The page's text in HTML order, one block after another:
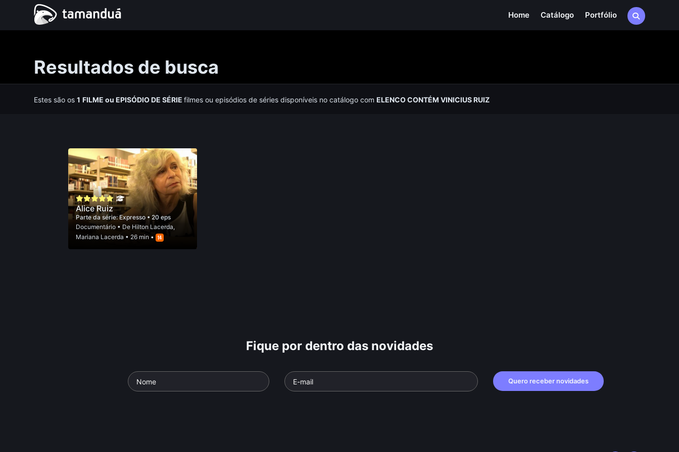
Home Catálogo Portfólio
Resultados de busca
Estes são os1 FILMEou EPISÓDIO DE SÉRIEfilmes ou episódios de séries disponíveis no catálogo comELENCO CONTÉM VINICIUS RUIZ
Alice Ruiz
Parte da série:Expresso• 20 eps
Documentário• De Hilton Lacerda,
Mariana Lacerda • 26 min •
Fique por dentro das novidades
Quero receber novidades